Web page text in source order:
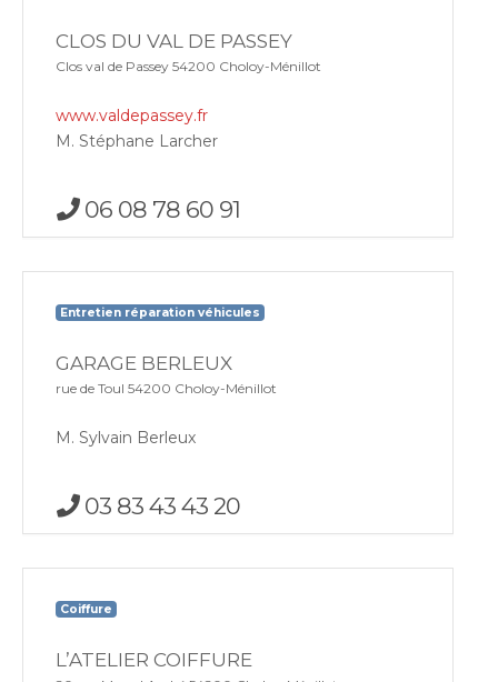
CLOS DU VAL DE PASSEY
Clos val de Passey 54200 Choloy-Ménillot
www.valdepassey.fr
M. Stéphane Larcher
06 08 78 60 91
Entretien réparation véhicules
GARAGE BERLEUX
rue de Toul 54200 Choloy-Ménillot
M. Sylvain Berleux
03 83 43 43 20
Coiffure
L’ATELIER COIFFURE